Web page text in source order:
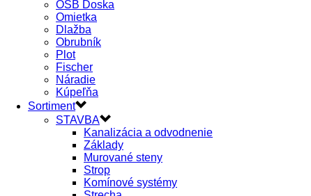
OSB Doska
Omietka
Dlažba
Obrubník
Plot
Fischer
Náradie
Kúpeľňa
Sortiment
STAVBA
Kanalizácia a odvodnenie
Základy
Murované steny
Strop
Komínové systémy